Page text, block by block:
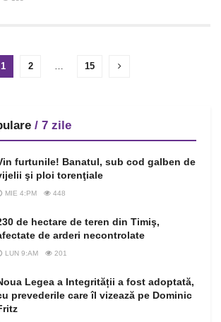
1 2 … 15
/ 7 zile
furtunile! Banatul, sub cod galben de
şi ploi torenţiale
MIE 4:PM 448
de hectare de teren din Timiş,
de arderi necontrolate
LUN 9:AM 201
Legea a Integrității a fost adoptată,
prevederile care îl vizează pe Dominic